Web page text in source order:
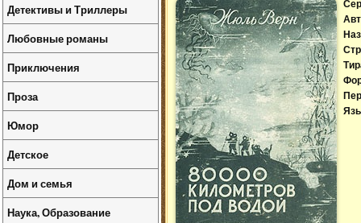
Детективы и Триллеры
Любовные романы
Приключения
Проза
Юмор
Детское
Дом и семья
Наука, Образование